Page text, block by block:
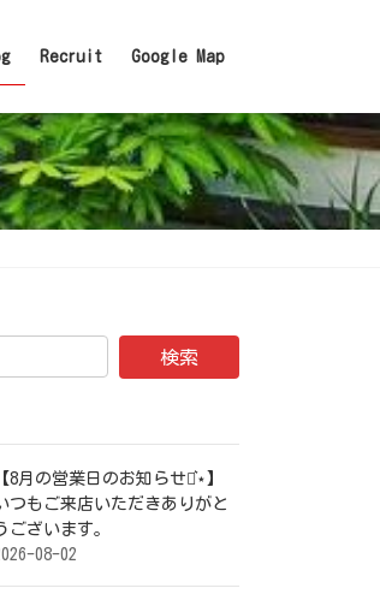
Recruit Google Map
【8月の営業日のお知らせ⋆͛⋆】
つもご来店いただきありがと
ございます。
08-02